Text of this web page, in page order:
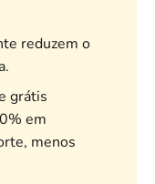
reduzem o
grátis
em
menos